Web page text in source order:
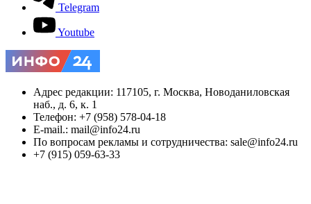
Telegram
Youtube
Адрес редакции: 117105, г. Москва, Новоданиловская
наб., д. 6, к. 1
Телефон: +7 (958) 578-04-18
E-mail.: mail@info24.ru
По вопросам рекламы и сотрудничества: sale@info24.ru
+7 (915) 059-63-33